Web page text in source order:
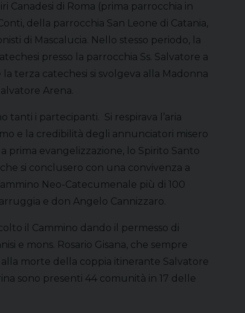
Canadesi di Roma (prima parrocchia in
della parrocchia San Leone di Catania,
di Mascalucia. Nello stesso periodo, la
presso la parrocchia Ss. Salvatore a
terza catechesi si svolgeva alla Madonna
Arena.
tanti i partecipanti. Si respirava l’aria
e la credibilità degli annunciatori misero
prima evangelizzazione, lo Spirito Santo
si conclusero con una convivenza a
Neo-Catecumenale più di 100
e don Angelo Cannizzaro.
il Cammino dando il permesso di
e mons. Rosario Gisana, che sempre
morte della coppia itinerante Salvatore
sono presenti 44 comunità in 17 delle